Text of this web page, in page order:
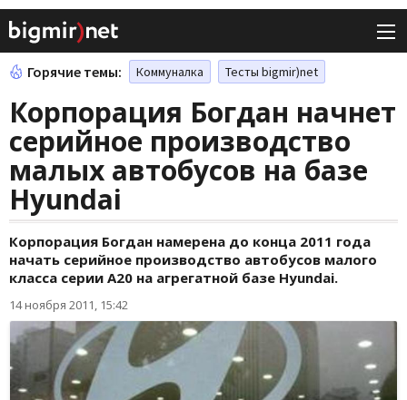
Горячие темы: Коммуналка Тесты bigmir)net
Корпорация Богдан начнет
серийное производство
малых автобусов на базе
Hyundai
Корпорация Богдан намерена до конца 2011 года
начать серийное производство автобусов малого
класса серии А20 на агрегатной базе Hyundai.
14 ноября 2011, 15:42